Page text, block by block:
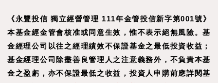
《永豐投信 獨立經營管理 111年金管投信新字第001號》
本基金經金管會核准或同意生效，惟不表示絕無風險。基
金經理公司以往之經理績效不保證基金之最低投資收益；
基金經理公司除盡善良管理人之注意義務外，不負責本基
金之盈虧，亦不保證最低之收益，投資人申購前應詳閱基